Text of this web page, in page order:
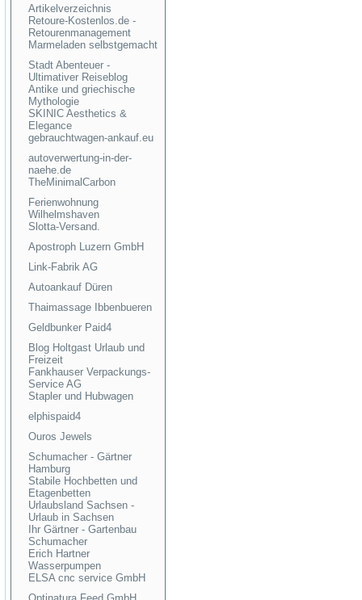
Artikelverzeichnis
Retoure-Kostenlos.de -
Retourenmanagement
Marmeladen selbstgemacht
Stadt Abenteuer -
Ultimativer Reiseblog
Antike und griechische
Mythologie
SKINIC Aesthetics &
Elegance
gebrauchtwagen-ankauf.eu
autoverwertung-in-der-
naehe.de
TheMinimalCarbon
Ferienwohnung
Wilhelmshaven
Slotta-Versand.
Apostroph Luzern GmbH
Link-Fabrik AG
Autoankauf Düren
Thaimassage Ibbenbueren
Geldbunker Paid4
Blog Holtgast Urlaub und
Freizeit
Fankhauser Verpackungs-
Service AG
Stapler und Hubwagen
elphispaid4
Ouros Jewels
Schumacher - Gärtner
Hamburg
Stabile Hochbetten und
Etagenbetten
Urlaubsland Sachsen -
Urlaub in Sachsen
Ihr Gärtner - Gartenbau
Schumacher
Erich Hartner
Wasserpumpen
ELSA cnc service GmbH